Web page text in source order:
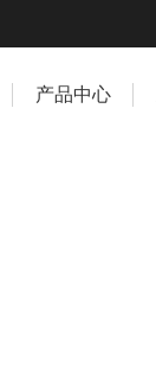
产品中心